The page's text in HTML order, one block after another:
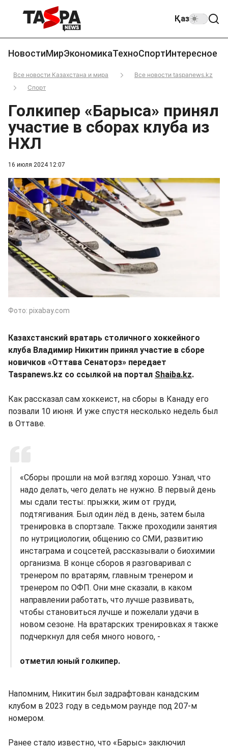
Қаз
НовостиМирЭкономикаТехноСпортИнтересное
Все новости Казахстана и мира
Все новости taspanews.kz
Спорт
16 июля 2024 12:07
Голкипер «Барыса» принял
участие в сборах клуба из
НХЛ
Фото: pixabay.com
Казахстанский вратарь столичного хоккейного
клуба Владимир Никитин принял участие в сборе
новичков «Оттава Сенаторз» передает
Taspanews.kz со ссылкой на портал Shaiba.kz.
Как рассказал сам хоккеист, на сборы в Канаду его
позвали 10 июня. И уже спустя несколько недель был
в Оттаве.
«Сборы прошли на мой взгляд хорошо. Узнал, что
надо делать, чего делать не нужно. В первый день
мы сдали тесты: прыжки, жим от груди,
подтягивания. Был один лёд в день, затем была
тренировка в спортзале. Также проходили занятия
по нутрициологии, общению со СМИ, развитию
инстаграма и соцсетей, рассказывали о биохимии
организма. В конце сборов я разговаривал с
тренером по вратарям, главным тренером и
тренером по ОФП. Они мне сказали, в каком
направлении работать, что лучше развивать,
чтобы становиться лучше и пожелали удачи в
новом сезоне. На вратарских тренировках я также
подчеркнул для себя много нового, -
отметил юный голкипер.
Напомним, Никитин был задрафтован канадским
клубом в 2023 году в седьмом раунде под 207-м
номером.
Ранее стало известно, что «Барыс» заключил